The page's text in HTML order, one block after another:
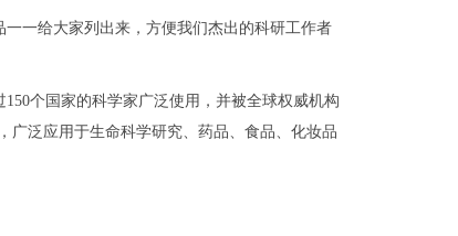
一一给大家列出来，方便我们杰出的科研工作者
个国家的科学家广泛使用，并被全球权威机构
广泛应用于生命科学研究、药品、食品、化妆品